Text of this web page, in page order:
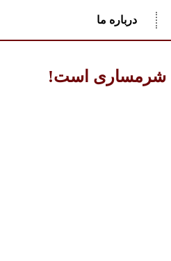
درباره ما
شرمساری است!